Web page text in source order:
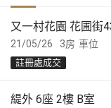
21/05/26
又一村花園 花圃街
車位
3房
註冊處成交
緹外 6座 2樓 B室